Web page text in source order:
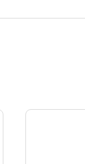
Yaz
Sor